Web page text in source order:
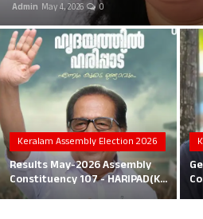
Business
Local News
Earn Money
Tutorials
Malayalam
Admin May 4, 2026 0
Keralam Assembly Election 2026
Results May-2026 Assembly
Constituency 107 - HARIPAD(K...